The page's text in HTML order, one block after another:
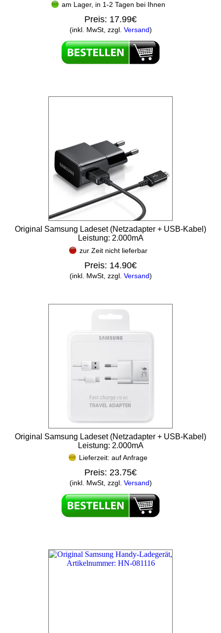
am Lager, in 1-2 Tagen bei Ihnen
Preis: 17.99€
(inkl. MwSt, zzgl. Versand)
Original Samsung Ladeset (Netzadapter + USB-Kabel)
Leistung: 2.000mA
zur Zeit nicht lieferbar
Preis: 14.90€
(inkl. MwSt, zzgl. Versand)
Original Samsung Ladeset (Netzadapter + USB-Kabel)
Leistung: 2.000mA
Lieferzeit: auf Anfrage
Preis: 23.75€
(inkl. MwSt, zzgl. Versand)